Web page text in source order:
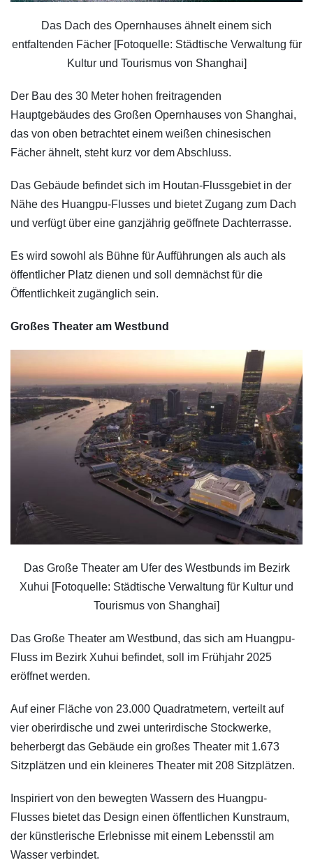
Das Dach des Opernhauses ähnelt einem sich
entfaltenden Fächer [Fotoquelle: Städtische Verwaltung für
Kultur und Tourismus von Shanghai]
Der Bau des 30 Meter hohen freitragenden
Hauptgebäudes des Großen Opernhauses von Shanghai,
das von oben betrachtet einem weißen chinesischen
Fächer ähnelt, steht kurz vor dem Abschluss.
Das Gebäude befindet sich im Houtan-Flussgebiet in der
Nähe des Huangpu-Flusses und bietet Zugang zum Dach
und verfügt über eine ganzjährig geöffnete Dachterrasse.
Es wird sowohl als Bühne für Aufführungen als auch als
öffentlicher Platz dienen und soll demnächst für die
Öffentlichkeit zugänglich sein.
Großes Theater am Westbund
Das Große Theater am Ufer des Westbunds im Bezirk
Xuhui [Fotoquelle: Städtische Verwaltung für Kultur und
Tourismus von Shanghai]
Das Große Theater am Westbund, das sich am Huangpu-
Fluss im Bezirk Xuhui befindet, soll im Frühjahr 2025
eröffnet werden.
Auf einer Fläche von 23.000 Quadratmetern, verteilt auf
vier oberirdische und zwei unterirdische Stockwerke,
beherbergt das Gebäude ein großes Theater mit 1.673
Sitzplätzen und ein kleineres Theater mit 208 Sitzplätzen.
Inspiriert von den bewegten Wassern des Huangpu-
Flusses bietet das Design einen öffentlichen Kunstraum,
der künstlerische Erlebnisse mit einem Lebensstil am
Wasser verbindet.